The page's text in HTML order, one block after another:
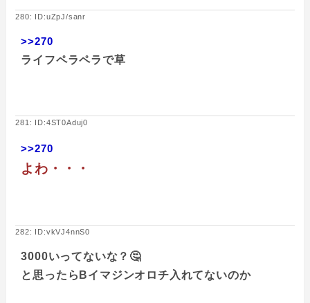
280: ID:uZpJ/sanr
>>270
ライフペラペラで草
281: ID:4ST0Aduj0
>>270
よわ・・・
282: ID:vkVJ4nnS0
3000いってないな？🤔
と思ったらBイマジンオロチ入れてないのか